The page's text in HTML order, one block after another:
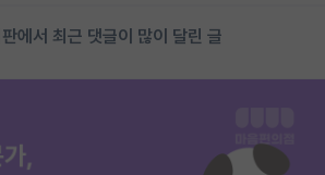
에서 최근 댓글이 많이 달린 글